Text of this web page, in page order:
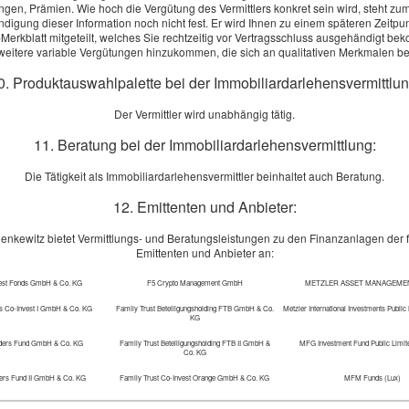
mit der Erhebung und Speicherung meiner Daten zur
von Produktinformationen des Webseitenbetreibers (weitere
in der
Datenschutzerklärung ). *
absenden
Die Daten werden über eine sichere SSL-Verbindung übertragen.
Prämien. Wie hoch die Vergütung des Vermittlers konkret sein wird, steht
dieser Information noch nicht fest. Er wird Ihnen zu einem späteren
mitgeteilt, welches Sie rechtzeitig vor Vertragsschluss ausgehändigt
variable Vergütungen hinzukommen, die sich an qualitativen Merkmalen
Produktauswahlpalette bei der
Der Vermittler wird unabhängig tätig.
11. Beratung bei der Immobiliardarlehensvermittlung:
Die Tätigkeit als Immobiliardarlehensvermittler beinhaltet auch Beratung.
12. Emittenten und Anbieter:
bietet Vermittlungs- und Beratungsleistungen zu den Finanzanlagen der
Emittenten und Anbieter an:
Fonds GmbH & Co. KG F5 Crypto Management GmbH METZLER ASSET
Co-Invest I GmbH & Co. KG
Family Trust Beteiligungsholding FTB GmbH & Co.
KG
Metzler International Investments Public
Fund GmbH & Co. KG
Family Trust Beteiligungsholding FTB II GmbH &
Co. KG
MFG Investment Fund Public
Fund II GmbH & Co. KG Family Trust Co-Invest Orange GmbH & Co. KG MFM Funds (Lux)
US GmbH & Co. KG Family Trust Co-Invest Purple GmbH & Co. KG MFS Investment Management